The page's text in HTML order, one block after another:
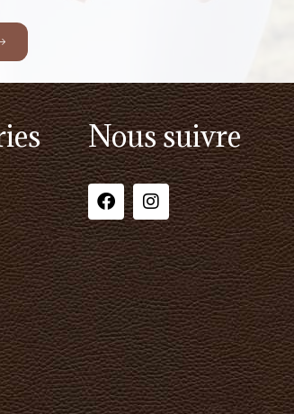
Nous suivre